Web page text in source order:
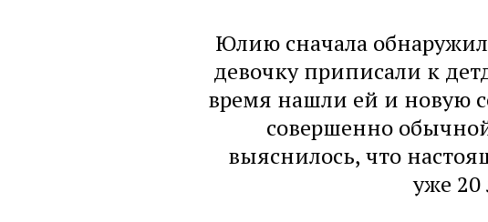
Юлию сначала
девочку приписали к
время нашли ей и новую
совершенно
выяснилось, что
уже 20